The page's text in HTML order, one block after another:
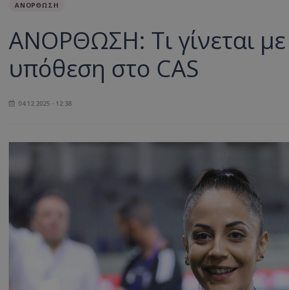
ΑΝΟΡΘΩΣΗ
ΑΝΟΡΘΩΣΗ: Τι γίνεται
υπόθεση στο CAS
04.12.2025 - 12:38